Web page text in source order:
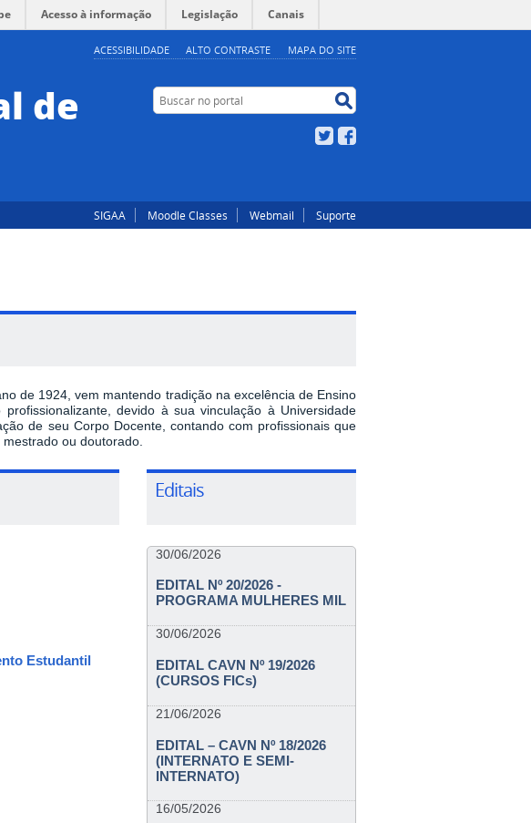
ACESSIBILIDADE ALTO CONTRASTE MAPA DO SITE
Acesso à informação Legislação Canais
de Buscar no portal
Twitter
SIGAA Moodle Classes Webmail Suporte
de 1924, vem mantendo tradição na excelência de Ensino
devido à sua vinculação à Universidade
de seu Corpo Docente, contando com profissionais que
ou doutorado.
Estudantil
Editais
30/06/2026
EDITAL Nº 20/2026 -
PROGRAMA MULHERES MIL
30/06/2026
EDITAL CAVN Nº 19/2026
(CURSOS FICs)
21/06/2026
EDITAL – CAVN Nº 18/2026
(INTERNATO E SEMI-
INTERNATO)
16/05/2026